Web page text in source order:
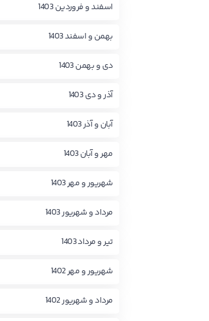
اسفند و فروردین 1403
بهمن و اسفند 1403
دی و بهمن 1403
آذر و دی 1403
آبان و آذر 1403
مهر و آبان 1403
شهریور و مهر 1403
مرداد و شهریور 1403
تیر و مرداد 1403
شهریور و مهر 1402
مرداد و شهریور 1402